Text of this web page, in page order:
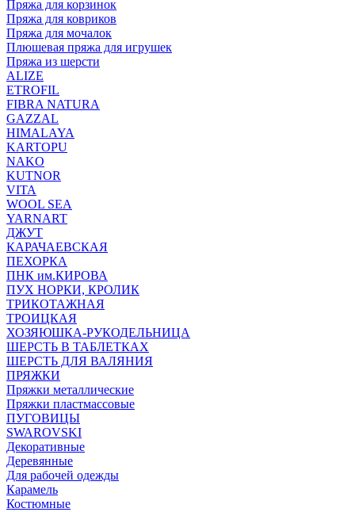
Пряжа для корзинок
Пряжа для ковриков
Пряжа для мочалок
Плюшевая пряжа для игрушек
Пряжа из шерсти
ALIZE
ETROFIL
FIBRA NATURA
GAZZAL
HIMALAYA
KARTOPU
NAKO
KUTNOR
VITA
WOOL SEA
YARNART
ДЖУТ
КАРАЧАЕВСКАЯ
ПЕХОРКА
ПНК им.КИРОВА
ПУХ НОРКИ, КРОЛИК
ТРИКОТАЖНАЯ
ТРОИЦКАЯ
ХОЗЯЮШКА-РУКОДЕЛЬНИЦА
ШЕРСТЬ В ТАБЛЕТКАХ
ШЕРСТЬ ДЛЯ ВАЛЯНИЯ
ПРЯЖКИ
Пряжки металлические
Пряжки пластмассовые
ПУГОВИЦЫ
SWAROVSKI
Декоративные
Деревянные
Для рабочей одежды
Карамель
Костюмные